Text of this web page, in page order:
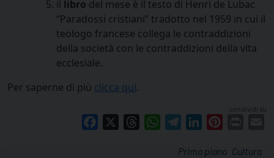
il libro del mese è il testo di Henri de Lubac
“Paradossi cristiani” tradotto nel 1959 in cui il
teologo francese collega le contraddizioni
della società con le contraddizioni della vita
ecclesiale.
Per saperne di più clicca qui.
condividi su
Facebook ThreadsWhatsAppTelegramLinkedIn
Cultura
Primo piano